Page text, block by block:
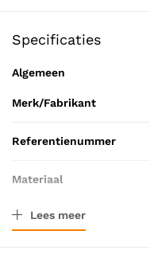
Specificaties
Algemeen
Merk/Fabrikant
Referentienummer
Materiaal
Verpakkingstype
Lees meer